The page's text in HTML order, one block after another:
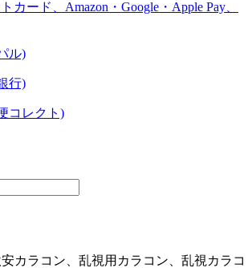
カード、Amazon・Google・Apple Pay、
ル)
行)
コレクト)
カラコン、乱視用カラコン、乱視カラコ